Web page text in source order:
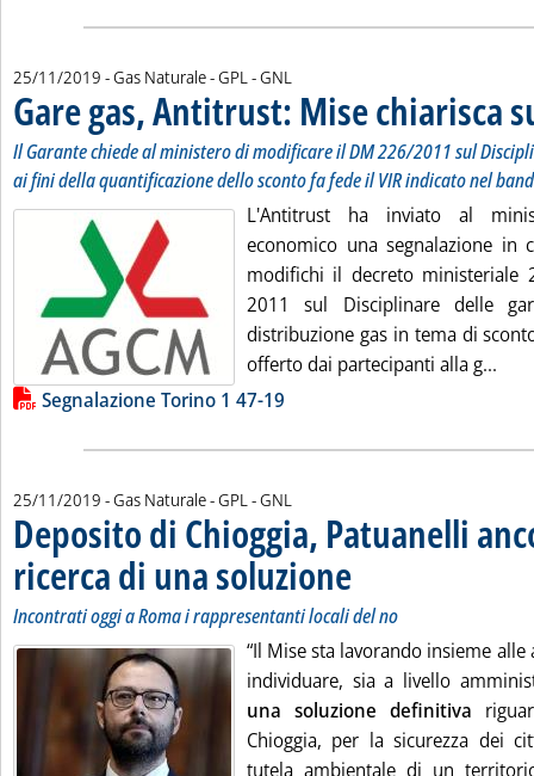
25/11/2019 - Gas Naturale - GPL - GNL
Gare gas, Antitrust: Mise chiarisca
Il Garante chiede al ministero di modificare il DM 226/2011 sul
ai fini della quantificazione dello sconto fa fede il VIR indicato nel
L'Antitrust ha inviato al
economico una segnalazione in
modifichi il decreto ministeriale
2011 sul Disciplinare delle
distribuzione gas in tema di
offerto dai partecipanti alla g...
Lista allegati PDF alla notizia
Segnalazione Torino 1 47-19
25/11/2019 - Gas Naturale - GPL - GNL
Deposito di Chioggia, Patuanelli
ricerca di una soluzione
Incontrati oggi a Roma i rappresentanti locali del no
“Il Mise sta lavorando insieme
individuare, sia a livello
una soluzione definitiva
Chioggia, per la sicurezza dei
tutela ambientale di un